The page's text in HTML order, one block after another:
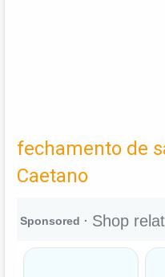
fechamento de
Caetano